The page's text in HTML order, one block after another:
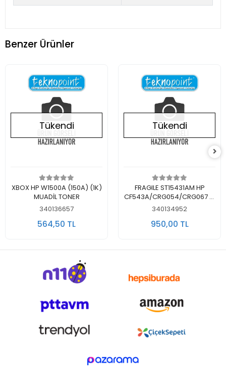
Benzer Ürünler
Stokta Yok
Tükendi
XBOX HP W1500A (150A) (1K)
MUADİL TONER
340136657
564,50 TL
Stokta Yok
Tükendi
FRAGILE ST15431AM HP
CF543A/CRG054/CRG067 M
MUADİL TONER KIRMIZI
340134952
950,00 TL